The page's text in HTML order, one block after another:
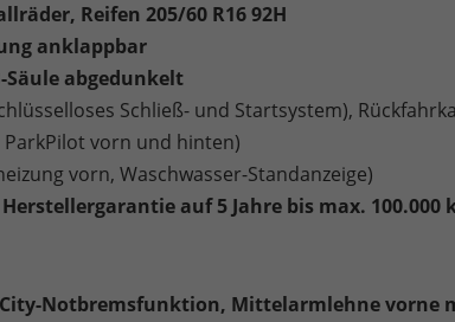
Reifen 205/60 R16 92H
anklappbar
Säule abgedunkelt
Schließ- und Startsystem),
vorn und hinten)
vorn, Waschwasser-Standanzeige)
auf 5 Jahre bis max. 100.000
Notbremsfunktion, Mittelarmlehne vorne